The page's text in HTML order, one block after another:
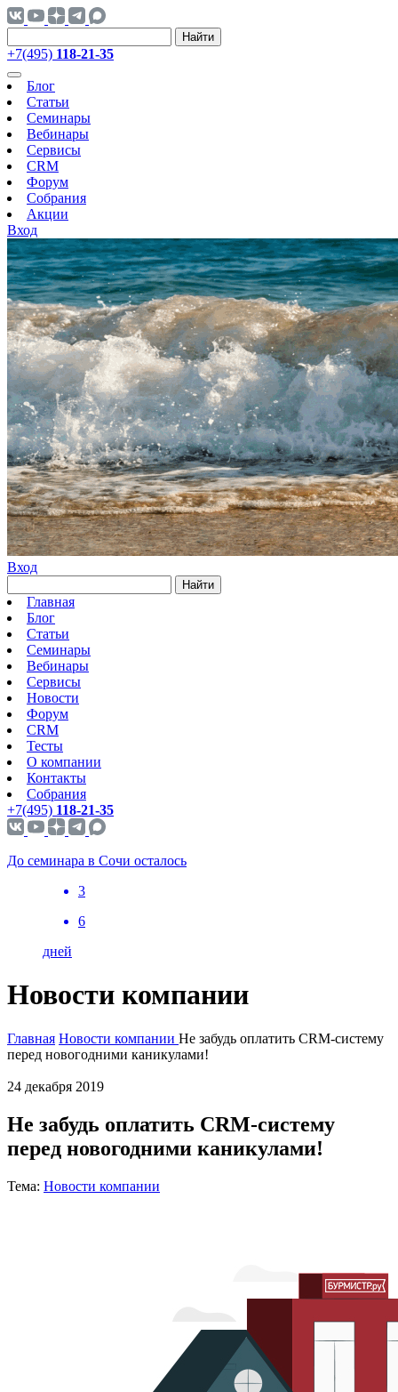
Найти
+7(495) 118-21-35
Блог
Статьи
Семинары
Вебинары
Сервисы
CRM
Форум
Собрания
Акции
Вход
Вход
Найти
Главная
Блог
Статьи
Семинары
Вебинары
Сервисы
Новости
Форум
CRM
Тесты
О компании
Контакты
Собрания
+7(495) 118-21-35
До семинара в Сочи осталось
3
6
дней
Новости компании
Главная Новости компании Не забудь оплатить CRM-систему
перед новогодними каникулами!
24 декабря 2019
Не забудь оплатить CRM-систему
перед новогодними каникулами!
Тема: Новости компании